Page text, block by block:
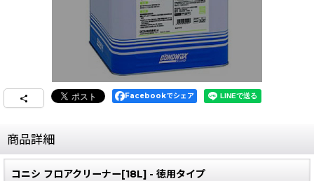
Facebookでシェア
商品詳細
コニシ フロアクリーナー[18L] - 徳用タイプ